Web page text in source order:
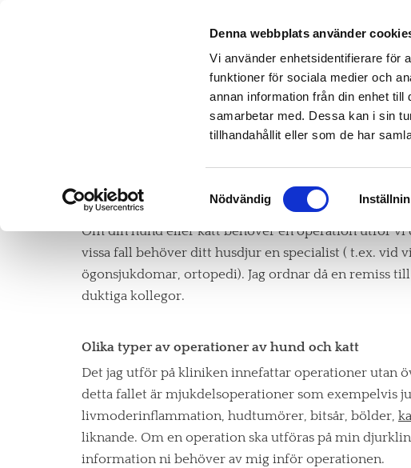
Denna webbplats använder
Vi använder enhetsidentifierare för
funktioner för sociala medier och
annan information från din enhet
samarbetar med. Dessa kan i sin
tillhandahållit eller som de har
Nödvändig
Operationer av hund och katt
Om din hund eller katt behöver en operation utför vi
vissa fall behöver ditt husdjur en specialist ( t.ex. vid
ögonsjukdomar, ortopedi). Jag ordnar då en remiss
duktiga kollegor.
Olika typer av operationer av hund och katt
Det jag utför på kliniken innefattar operationer utan
detta fallet är mjukdelsoperationer som exempelvis
livmoderinflammation, hudtumörer, bitsår, bölder,
liknande. Om en operation ska utföras på min
information ni behöver av mig inför operationen.